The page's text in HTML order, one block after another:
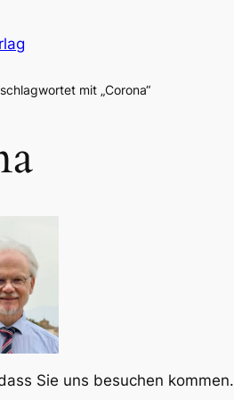
mit „Corona“
Sie uns besuchen kommen.